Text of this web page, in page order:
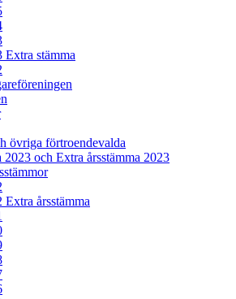
Extra stämma
övriga förtroendevalda
2023 och Extra årsstämma 2023
Extra årsstämma